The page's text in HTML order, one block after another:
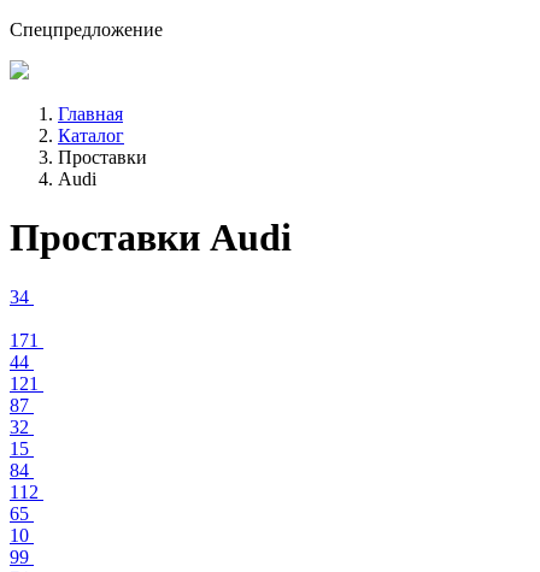
Спецпредложение
Главная
Каталог
Проставки
Audi
Проставки Audi
34
171
44
121
87
32
15
84
112
65
10
99